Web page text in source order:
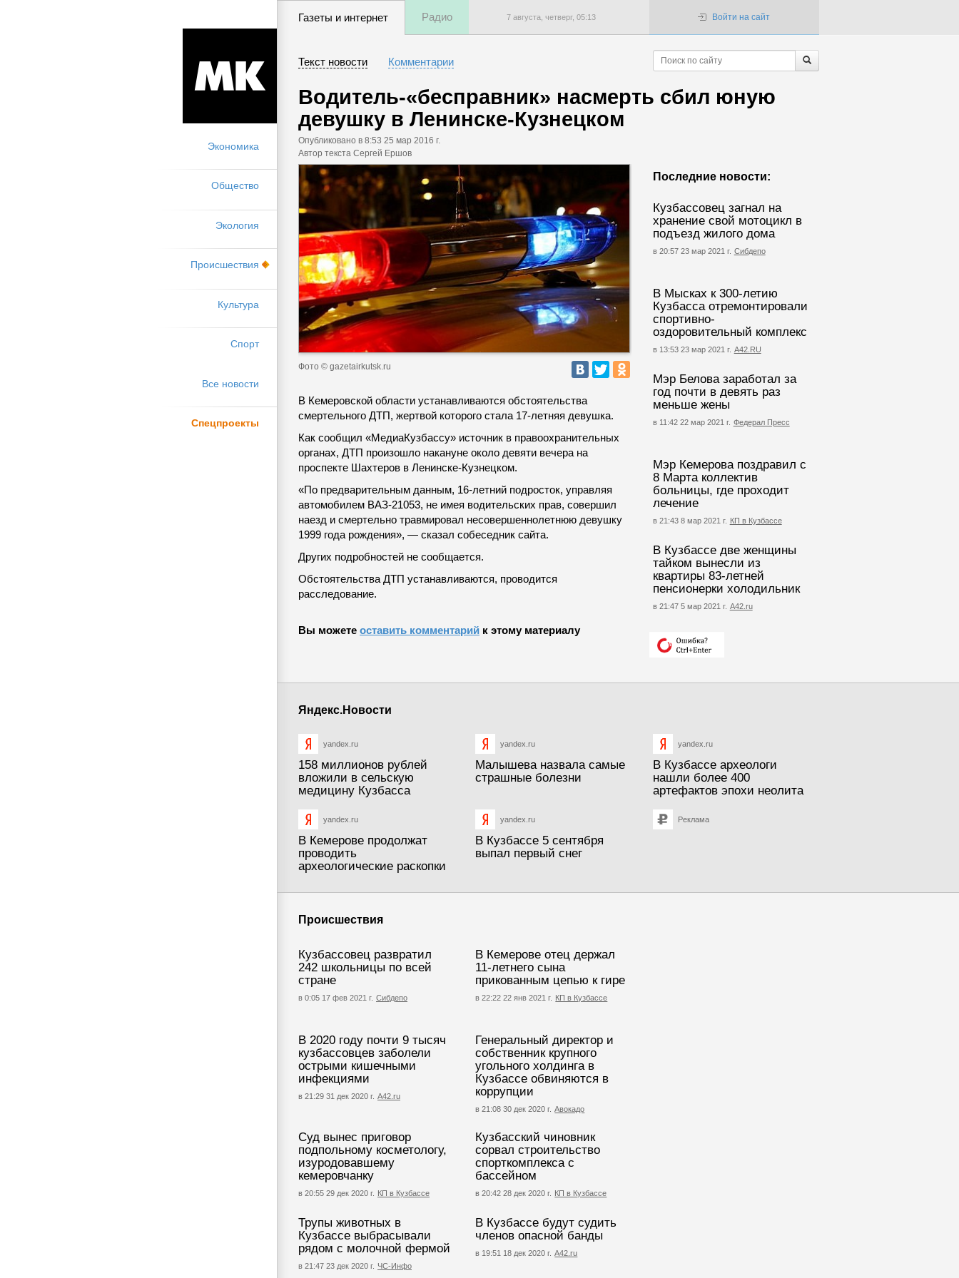
Экономика
Общество
Экология
Происшествия
Культура
Спорт
Все новости
Спецпроекты
Газеты и интернет Радио 7 августа, четверг, 05:13 Войти на сайт
Текст новости Комментарии
Водитель-«бесправник» насмерть сбил юную
девушку в Ленинске-Кузнецком
Опубликовано в 8:53 25 мар 2016 г.
Автор текста Сергей Ершов
Последние новости:
Кузбассовец загнал на
хранение свой мотоцикл в
подъезд жилого дома
в 20:57 23 мар 2021 г. Сибдепо
В Мысках к 300-летию
Кузбасса отремонтировали
спортивно-
оздоровительный комплекс
в 13:53 23 мар 2021 г. А42.RU
Мэр Белова заработал за
год почти в девять раз
меньше жены
в 11:42 22 мар 2021 г. Федерал Пресс
Мэр Кемерова поздравил с
8 Марта коллектив
больницы, где проходит
лечение
в 21:43 8 мар 2021 г. КП в Кузбассе
В Кузбассе две женщины
тайком вынесли из
квартиры 83-летней
пенсионерки холодильник
в 21:47 5 мар 2021 г. А42.ru
Фото © gazetairkutsk.ru
В Кемеровской области устанавливаются обстоятельства
смертельного ДТП, жертвой которого стала 17-летняя девушка.
Как сообщил «МедиаКузбассу» источник в правоохранительных
органах, ДТП произошло накануне около девяти вечера на
проспекте Шахтеров в Ленинске-Кузнецком.
«По предварительным данным, 16-летний подросток, управляя
автомобилем ВАЗ-21053, не имея водительских прав, совершил
наезд и смертельно травмировал несовершеннолетнюю девушку
1999 года рождения», — сказал собеседник сайта.
Других подробностей не сообщается.
Обстоятельства ДТП устанавливаются, проводится
расследование.
Вы можете оставить комментарий к этому материалу
Яндекс.Новости
yandex.ru
158 миллионов рублей
вложили в сельскую
медицину Кузбасса
yandex.ru
Малышева назвала самые
страшные болезни
yandex.ru
В Кузбассе археологи
нашли более 400
артефактов эпохи неолита
yandex.ru
В Кемерове продолжат
проводить
археологические раскопки
yandex.ru
В Кузбассе 5 сентября
выпал первый снег
Реклама
Происшествия
Кузбассовец развратил
242 школьницы по всей
стране
в 0:05 17 фев 2021 г. Сибдепо
В Кемерове отец держал
11-летнего сына
прикованным цепью к гире
в 22:22 22 янв 2021 г. КП в Кузбассе
В 2020 году почти 9 тысяч
кузбассовцев заболели
острыми кишечными
инфекциями
в 21:29 31 дек 2020 г. А42.ru
Генеральный директор и
собственник крупного
угольного холдинга в
Кузбассе обвиняются в
коррупции
в 21:08 30 дек 2020 г. Авокадо
Суд вынес приговор
подпольному косметологу,
изуродовавшему
кемеровчанку
в 20:55 29 дек 2020 г. КП в Кузбассе
Кузбасский чиновник
сорвал строительство
спорткомплекса с
бассейном
в 20:42 28 дек 2020 г. КП в Кузбассе
Трупы животных в
Кузбассе выбрасывали
рядом с молочной фермой
в 21:47 23 дек 2020 г. ЧС-Инфо
В Кузбассе будут судить
членов опасной банды
в 19:51 18 дек 2020 г. A42.ru